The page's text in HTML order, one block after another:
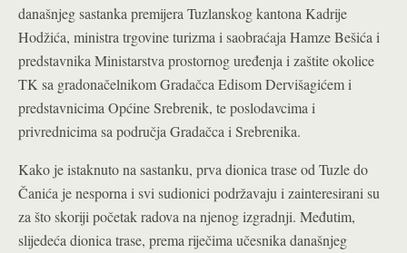
današnjeg sastanka premijera Tuzlanskog kantona Kadrije
Hodžića, ministra trgovine turizma i saobraćaja Hamze Bešića i
predstavnika Ministarstva prostornog uređenja i zaštite okolice
TK sa gradonačelnikom Gradačca Edisom Dervišagićem i
predstavnicima Općine Srebrenik, te poslodavcima i
privrednicima sa područja Gradačca i Srebrenika.
Kako je istaknuto na sastanku, prva dionica trase od Tuzle do
Čanića je nesporna i svi sudionici podržavaju i zainteresirani su
za što skoriji početak radova na njenog izgradnji. Međutim,
slijedeća dionica trase, prema riječima učesnika današnjeg